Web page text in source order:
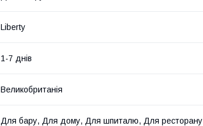
Liberty
1-7 днів
Великобританія
Для бару, Для дому, Для шпиталю, Для ресторану